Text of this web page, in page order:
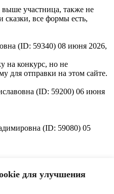
участница, также не
все формы есть,
(ID: 59340) 08 июня 2026,
на конкурс, но не
для отправки на этом сайте.
(ID: 59200) 06 июня
(ID: 59080) 05
для улучшения